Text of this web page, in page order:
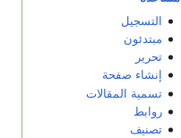
التسجيل
مبتدئون
تحرير
إنشاء صفحة
تسمية المقالات
روابط
تصنيف